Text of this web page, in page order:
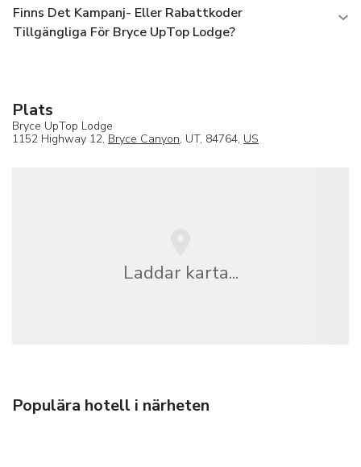
Finns Det Kampanj- Eller Rabattkoder
Tillgängliga För Bryce UpTop Lodge?
Plats
Bryce UpTop Lodge
1152 Highway 12, Bryce Canyon, UT, 84764, US
Laddar karta...
Populära hotell i närheten